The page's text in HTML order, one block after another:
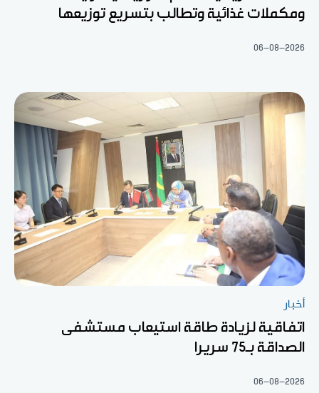
ومكملات غذائية وتطالب بتسريع توزيعها
06-08-2026
أخبار
اتفاقية لزيادة طاقة استيعاب مستشفى
الصداقة بـ75 سريرا
06-08-2026